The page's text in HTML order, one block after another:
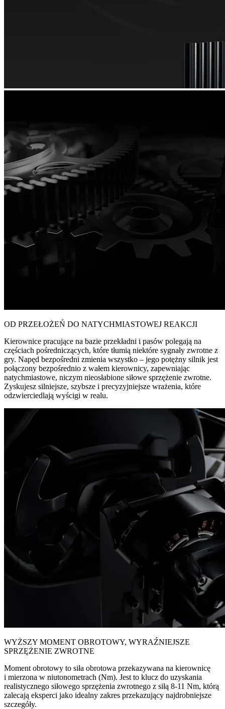
OD PRZEŁOŻEŃ DO NATYCHMIASTOWEJ REAKCJI
Kierownice pracujące na bazie przekładni i pasów polegają na
częściach pośredniczących, które tłumią niektóre sygnały zwrotne z
gry. Napęd bezpośredni zmienia wszystko – jego potężny silnik jest
połączony bezpośrednio z wałem kierownicy, zapewniając
natychmiastowe, niczym nieosłabione siłowe sprzężenie zwrotne.
Zyskujesz silniejsze, szybsze i precyzyjniejsze wrażenia, które
odzwierciedlają wyścigi w realu.
WYŻSZY MOMENT OBROTOWY, WYRAŹNIEJSZE
SPRZĘŻENIE ZWROTNE
Moment obrotowy to siła obrotowa przekazywana na kierownicę
i mierzona w niutonometrach (Nm). Jest to klucz do uzyskania
realistycznego siłowego sprzężenia zwrotnego z siłą 8-11 Nm, którą
zalecają eksperci jako idealny zakres przekazujący najdrobniejsze
szczegóły.